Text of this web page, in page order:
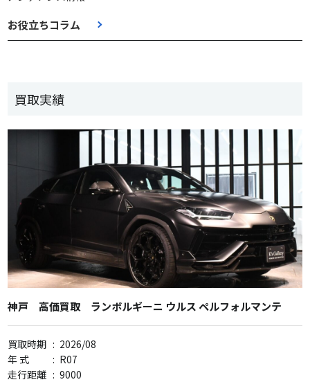
お役立ちコラム
買取実績
神戸 高価買取 ランボルギーニ ウルス ペルフォルマンテ
買取時期 : 2026/08
年 式
: R07
走行距離 : 9000